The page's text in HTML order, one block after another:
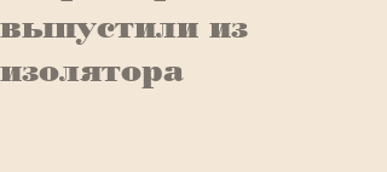
выпустили из
изолятора